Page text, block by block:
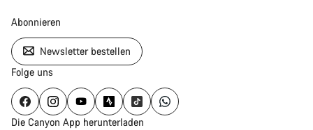
Abonnieren
Newsletter bestellen
Folge uns
Die Canyon App herunterladen